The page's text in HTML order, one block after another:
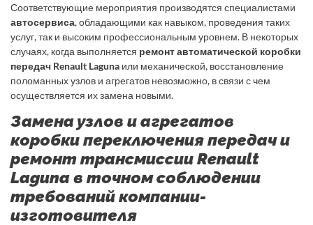
Соответствующие мероприятия производятся специалистами
автосервиса, обладающими как навыком, проведения таких
услуг, так и высоким профессиональным уровнем. В некоторых
случаях, когда выполняется ремонт автоматической коробки
передач Renault Laguna или механической, восстановление
поломанных узлов и агрегатов невозможно, в связи с чем
осуществляется их замена новыми.
Замена узлов и агрегатов
коробки переключения передач и
ремонт трансмиссии Renault
Laguna в точном соблюдении
требований компании-
изготовителя